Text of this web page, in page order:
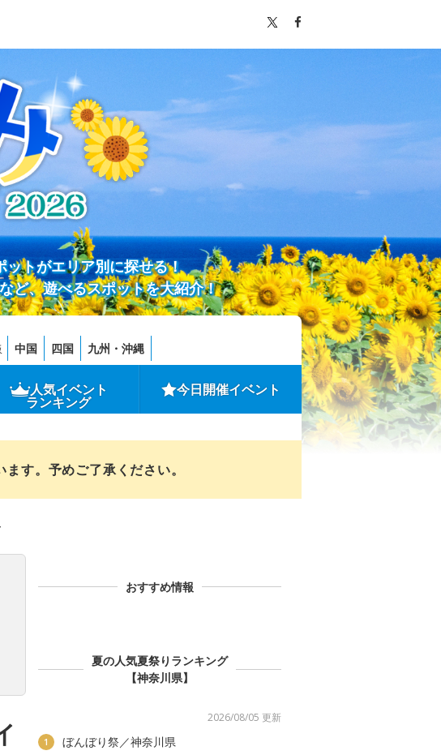
トがエリア別に探せる！
ど、遊べるスポットを大紹介！
中国 四国 九州・沖縄
人気イベント
ランキング
今日開催イベント
す。予めご了承ください。
おすすめ情報
夏の人気夏祭りランキング
【神奈川県】
2026/08/05 更新
1 ぼんぼり祭／神奈川県